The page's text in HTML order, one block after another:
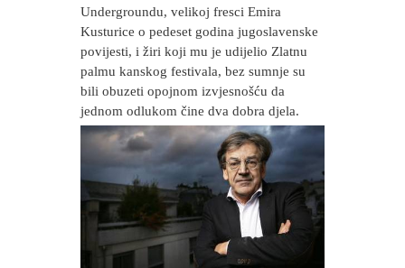
Undergroundu, velikoj fresci Emira
Kusturice o pedeset godina jugoslavenske
povijesti, i žiri koji mu je udijelio Zlatnu
palmu kanskog festivala, bez sumnje su
bili obuzeti opojnom izvjesnošću da
jednom odlukom čine dva dobra djela.